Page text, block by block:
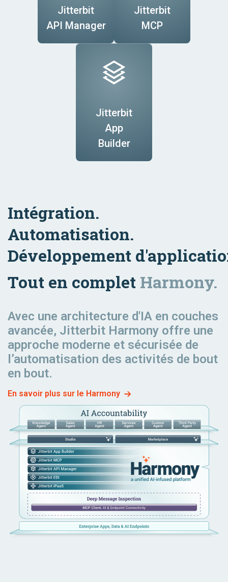
Jitterbit
API Manager
Jitterbit
MCP
Jitterbit
App
Builder
Vente au
détail
Financial
Services
Fabrication
& Logistics
Technology
Resources
Experience
Commerce
Purchasing
Workflow
Expense
Management
Order
Cash
Fulfillment
Intégration.
Automatisation.
Développement
Tout en complet Harmony.
Avec une architecture d'IA en couches
avancée, Jitterbit Harmony offre une
approche moderne et sécurisée de
l’automatisation des activités de bout
en bout.
En savoir plus sur le Harmony